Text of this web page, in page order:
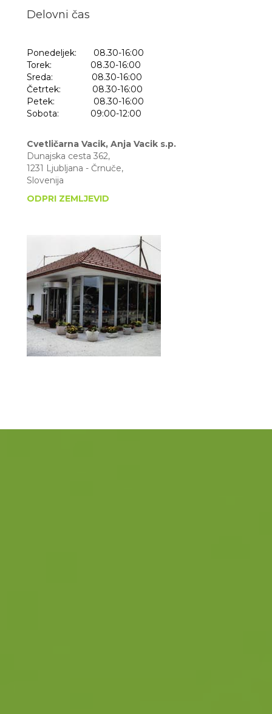
Delovni čas
Ponedeljek: 08.30-16:00
Torek: 08.30-16:00
Sreda: 08.30-16:00
Četrtek: 08.30-16:00
Petek: 08.30-16:00
Sobota: 09:00-12:00
Cvetličarna Vacik, Anja Vacik s.p.
Dunajska cesta 362,
1231 Ljubljana - Črnuče,
Slovenija
ODPRI ZEMLJEVID